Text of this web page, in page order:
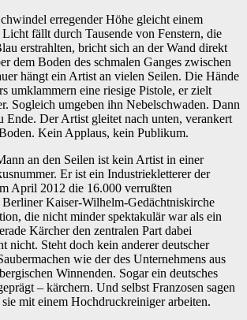
erregender Höhe gleicht einem
fällt durch Tausende von Fenstern, die
erstrahlten, bricht sich an der Wand direkt
dem Boden des schmalen Ganges zwischen
hängt ein Artist an vielen Seilen. Die Hände
umklammern eine riesige Pistole, er zielt
Sogleich umgeben ihn Nebelschwaden. Dann
Ende. Der Artist gleitet nach unten, verankert
Kein Applaus, kein Publikum.
an den Seilen ist kein Artist in einer
Er ist ein Industriekletterer der
April 2012 die 16.000 verrußten
Berliner Kaiser-Wilhelm-Gedächtniskirche
die nicht minder spektakulär war als ein
Kärcher den zentralen Part dabei
nicht. Steht doch kein anderer deutscher
wie der des Unternehmens aus
Winnenden. Sogar ein deutsches
– kärchern. Und selbst Franzosen sagen
mit einem Hochdruckreiniger arbeiten.